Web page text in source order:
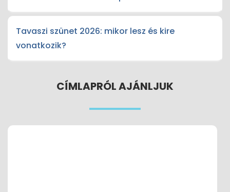
Tavaszi szünet 2026: mikor lesz és kire
vonatkozik?
CÍMLAPRÓL AJÁNLJUK